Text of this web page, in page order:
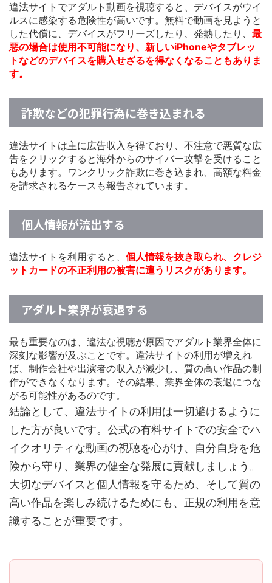
違法サイトでアダルト動画を視聴すると、デバイスがウイ
ルスに感染する危険性が高いです。無料で動画を見ようと
した代償に、デバイスがフリーズしたり、発熱したり、 最
悪の場合は使用不可能になり、新しいiPhoneやタブレッ
トなどのデバイスを購入せざるを得なくなることもありま
す。
詐欺などの犯罪行為に巻き込まれる
違法サイトは主に広告収入を得ており、不注意で悪質な広
告をクリックすると海外からのサイバー攻撃を受けること
もあります。ワンクリック詐欺に巻き込まれ、高額な料金
を請求されるケースも報告されています。
個人情報が流出する
違法サイトを利用すると、 個人情報を抜き取られ、クレジ
ットカードの不正利用の被害に遭うリスクがあります。
アダルト業界が衰退する
最も重要なのは、違法な視聴が原因でアダルト業界全体に
深刻な影響が及ぶことです。違法サイトの利用が増えれ
ば、制作会社や出演者の収入が減少し、質の高い作品の制
作ができなくなります。その結果、業界全体の衰退につな
がる可能性があるのです。
結論として、違法サイトの利用は一切避けるように
した方が良いです。公式の有料サイトでの安全でハ
イクオリティな動画の視聴を心がけ、自分自身を危
険から守り、業界の健全な発展に貢献しましょう。
大切なデバイスと個人情報を守るため、そして質の
高い作品を楽しみ続けるためにも、正規の利用を意
識することが重要です。